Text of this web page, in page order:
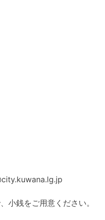
小銭をご用意ください。